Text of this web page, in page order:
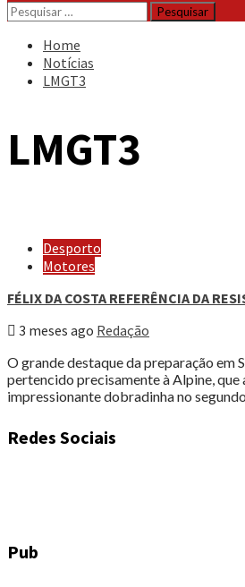
Pesquisar
por:
Home
Notícias
LMGT3
LMGT3
Desporto
Motores
FÉLIX DA COSTA REFERÊNCIA DA
3 meses ago Redação
O grande destaque da preparação em
pertencido precisamente à Alpine, que
impressionante dobradinha no
Redes Sociais
Pub